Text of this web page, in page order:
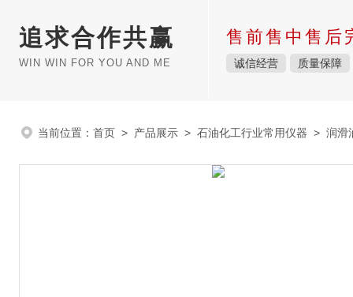
追求合作共赢
WIN WIN FOR YOU AND ME
售前售中售后
诚信经营 质量保障
当前位置： 首页 > 产品展示 > 石油化工行业常用仪器 > 润滑